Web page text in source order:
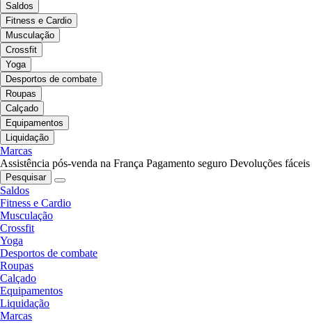
Saldos
Fitness e Cardio
Musculação
Crossfit
Yoga
Desportos de combate
Roupas
Calçado
Equipamentos
Liquidação
Marcas
Assistência pós-venda na França Pagamento seguro Devoluções fáceis
Pesquisar
Saldos
Fitness e Cardio
Musculação
Crossfit
Yoga
Desportos de combate
Roupas
Calçado
Equipamentos
Liquidação
Marcas